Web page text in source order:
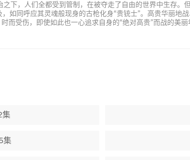
，人们全都受到管制，在被夺走了自由的世界中生存。
同呼应其灵魂般现身的古枪化身“贵铳士”。高贵华丽地
受伤，即使如此也一心追求自身的“绝对高贵”而战的美
集
集